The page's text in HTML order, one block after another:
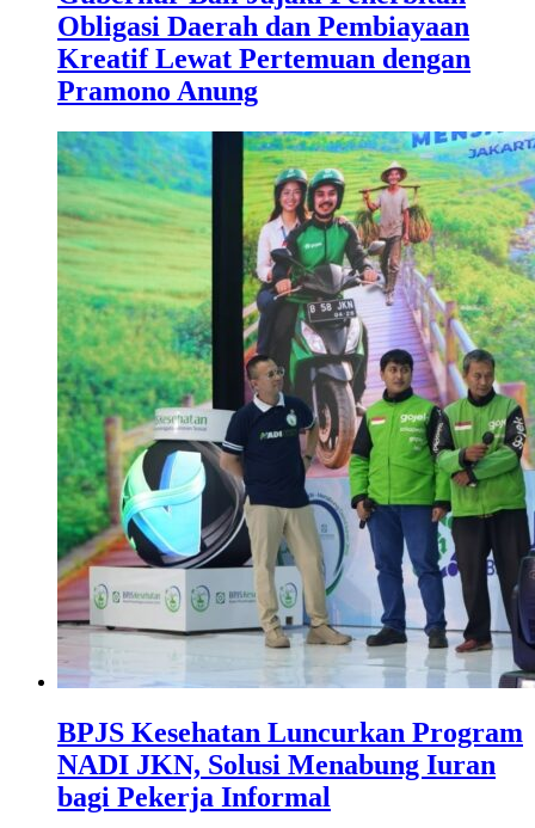
Obligasi Daerah dan Pembiayaan
Kreatif Lewat Pertemuan dengan
Pramono Anung
BPJS Kesehatan Luncurkan Program
NADI JKN, Solusi Menabung Iuran
bagi Pekerja Informal